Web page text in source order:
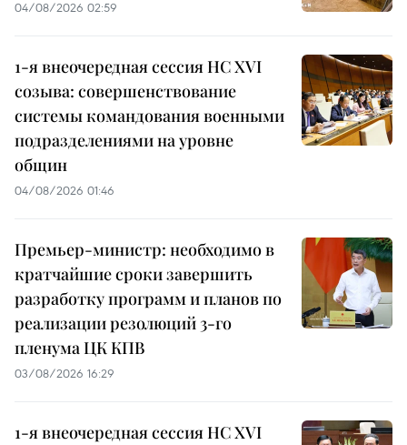
04/08/2026 02:59
1-я внеочередная сессия НС XVI
созыва: совершенствование
системы командования военными
подразделениями на уровне
общин
04/08/2026 01:46
Премьер-министр: необходимо в
кратчайшие сроки завершить
разработку программ и планов по
реализации резолюций 3-го
пленума ЦК КПВ
03/08/2026 16:29
1-я внеочередная сессия НС XVI